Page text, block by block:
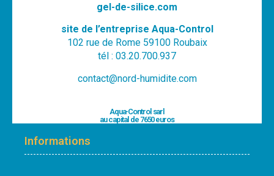
gel-de-silice.com
site de l’entreprise Aqua-Control
102 rue de Rome 59100 Roubaix
tél : 03.20.700.937
contact@nord-humidite.com
Aqua-Control sarl
au capital de 7650 euros
Informations